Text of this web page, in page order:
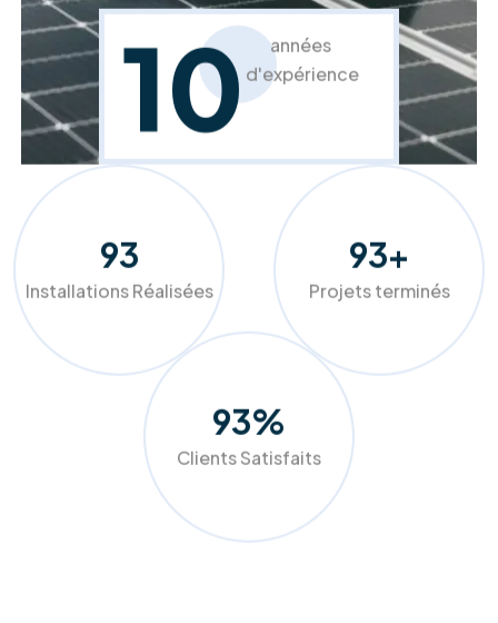
Rénovation et isolation toiture
Protégez votre habitat et améliorez votre
confort.
En savoir plus
À propos de RM Solutions Group
Votre partenaire expert pour une
transition énergétique réussie et
durable.
Chez RM Solutions Group, nous ne nous contentons pas
d'installer des équipements, nous optimisons votre
confort. Grâce à nos audits précis et nos solutions sur